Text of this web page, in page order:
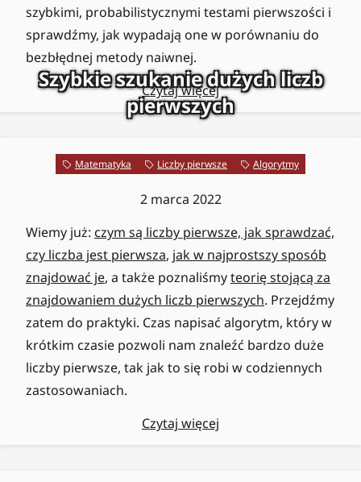
szybkimi, probabilistycznymi testami pierwszości i
sprawdźmy, jak wypadają one w porównaniu do
bezbłędnej metody naiwnej.
Czytaj więcej
Szybkie szukanie dużych liczb
pierwszych
Matematyka Liczby pierwsze Algorytmy
2 marca 2022
Wiemy już: czym są liczby pierwsze, jak sprawdzać,
czy liczba jest pierwsza, jak w najprostszy sposób
znajdować je, a także poznaliśmyteorię stojącą za
znajdowaniem dużych liczb pierwszych. Przejdźmy
zatem do praktyki. Czas napisać algorytm, który w
krótkim czasie pozwoli nam znaleźć bardzo duże
liczby pierwsze, tak jak to się robi w codziennych
zastosowaniach.
Czytaj więcej